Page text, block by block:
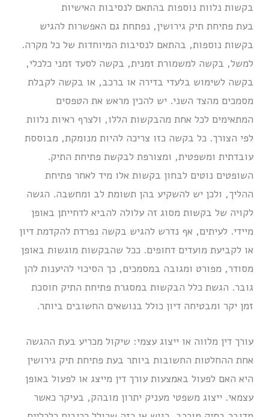
בקשות נלוות נוספות בהתאם לנסיבות האישיות
בעת פתיחת תיק גירושין, נפתחת גם האפשרות להגיש
בקשות נוספות, בהתאם לנסיבות המיוחדות של כל מקרה.
למשל, בקשה למשמורת זמנית, בקשה לסעד זמני כלכלי,
בקשה לשימוש בלעדי בדירה או ברכב, או בקשה לקבלת
מסמכים מהצד השני. יש להכין מראש את הטפסים
המתאימים לכל אחת מהבקשות הללו, ולצרף ראיות נלוות
לפי הצורך. כל בקשה כזו צריכה להיות מנומקת, מבוססת
עובדתית ומשפטית, ומצורפת לבקשת פתיחת התיק.
השופטים נוטים לבחון בקשות אלו מיד לאחר פתיחת
ההליך, ולכן יש להשקיע בהן תשומת לב ומחשבה. הגשה
לקויה של בקשות מסוג זה עלולה להביא לדחייתן באופן
מיידי. לעיתים, אף נדרש להגיש בקשה נפרדת להקדמת דיון
או לקביעת מועדים דחופים. ככל שהבקשות מוגשות באופן
מסודר, מפורט ומגובה במסמכים, כך הסיכוי להיענות להן
גובר. הגשת כלל הבקשות במסגרת פתיחת התיק חוסכת
זמן יקר ומבטיחה דיון כולל בנושאים החשובים ביותר.
עורך דין מלווה או ייצוג עצמי: שיקול מכריע בעת ההגשה
אחת ההחלטות החשובות ביותר בעת פתיחת תיק גירושין
היא האם לפעול באמצעות עורך דין מייצג או לפעול באופן
עצמאי. ייצוג משפטי מעניק יתרון מובהק, בעיקר כאשר